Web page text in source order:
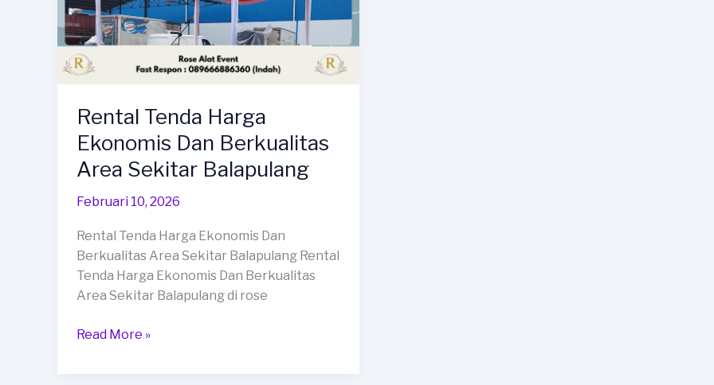
Rental Tenda Harga
Ekonomis Dan Berkualitas
Area Sekitar Balapulang
Februari 10, 2026
Rental Tenda Harga Ekonomis Dan
Berkualitas Area Sekitar Balapulang Rental
Tenda Harga Ekonomis Dan Berkualitas
Area Sekitar Balapulang di rose
Rental
Read More »